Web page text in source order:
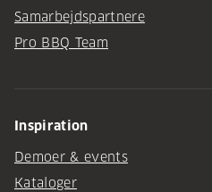
Samarbejdspartnere
Pro BBQ Team
Inspiration
Demoer & events
Kataloger